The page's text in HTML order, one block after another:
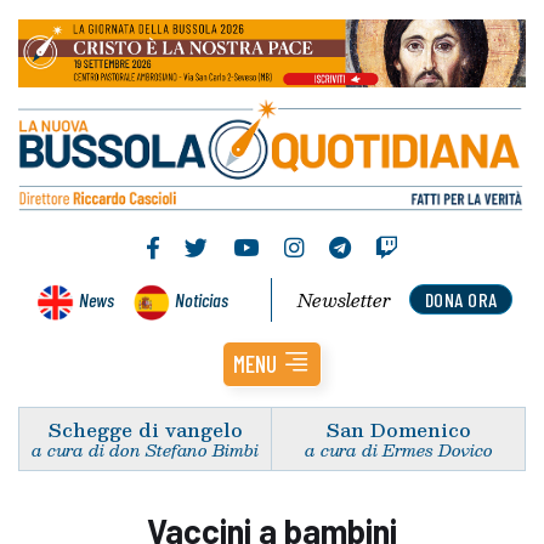
News Noticias DONA ORA
Newsletter
MENU
Schegge di vangelo
a cura di don Stefano Bimbi
San Domenico
a cura di Ermes Dovico
Vaccini a bambini